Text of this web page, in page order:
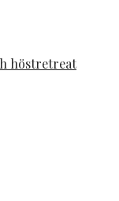
höstretreat